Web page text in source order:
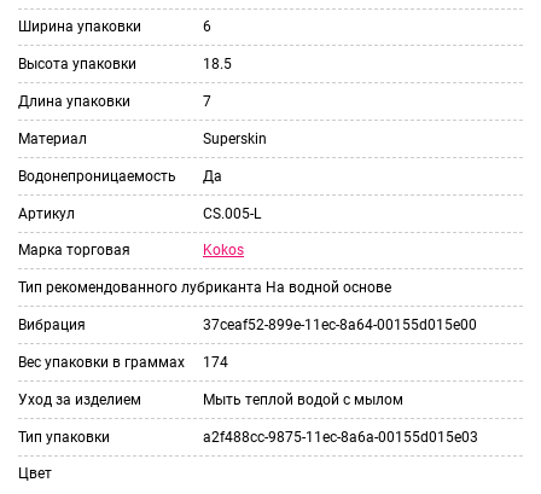
Ширина упаковки 6
Высота упаковки 18.5
Длина упаковки 7
Материал Superskin
Водонепроницаемость Да
Артикул CS.005-L
Марка торговая Kokos
Тип рекомендованного лубриканта На водной основе
Вибрация 37ceaf52-899e-11ec-8a64-00155d015e00
Вес упаковки в граммах 174
Уход за изделием Мыть теплой водой с мылом
Тип упаковки a2f488cc-9875-11ec-8a6a-00155d015e03
Цвет